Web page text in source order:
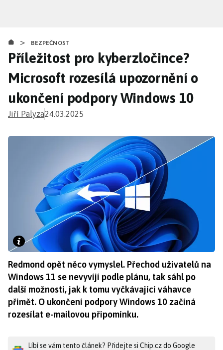
obsahu
> BEZPEČNOST
Příležitost pro kyberzločince?
Microsoft rozesílá upozornění o
ukončení podpory Windows 10
Jiří Palyza24.03.2025
Redmond opět něco vymyslel. Přechod uživatelů na
Windows 11 se nevyvíjí podle plánu, tak sáhl po
další možnosti, jak k tomu vyčkávající váhavce
přimět. O ukončení podpory Windows 10 začíná
rozesílat e-mailovou připomínku.
Líbí se vám tento článek? Přidejte si Chip.cz do Google